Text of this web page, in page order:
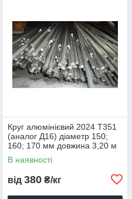
Круг алюмінієвий 2024 Т351
(аналог Д16) діаметр 150;
160; 170 мм довжина 3,20 м
доставка порізування
паковання
В наявності
від 380 ₴/кг